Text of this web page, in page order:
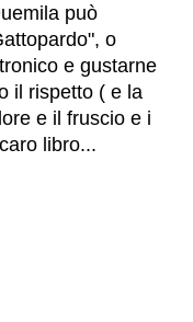
può
o
e gustarne
il rispetto ( e la
e il fruscio e i
libro...